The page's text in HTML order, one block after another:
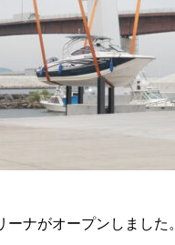
ナがオープンしました。